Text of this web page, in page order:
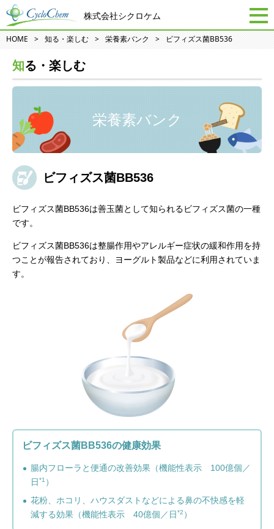
株式会社シクロケム
HOME 知る・楽しむ 栄養素バンク ビフィズス菌BB536
知る・楽しむ
栄養素バンク
ビフィズス菌BB536
ビフィズス菌BB536は善玉菌として知られるビフィズス菌の一種
です。
ビフィズス菌BB536は整腸作用やアレルギー症状の緩和作用を持
つことが報告されており、ヨーグルト製品などに利用されていま
す。
ビフィズス菌BB536の健康効果
腸内フローラと便通の改善効果 （機能性表示 100億個／
日*1 ）
花粉、ホコリ、ハウスダストなどによる鼻の不快感を軽
減する効果（機能性表示 40億個／日*2 ）